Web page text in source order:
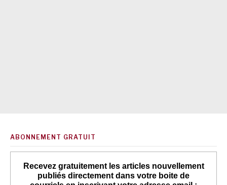
ABONNEMENT GRATUIT
Recevez gratuitement les articles nouvellement
publiés directement dans votre boite de